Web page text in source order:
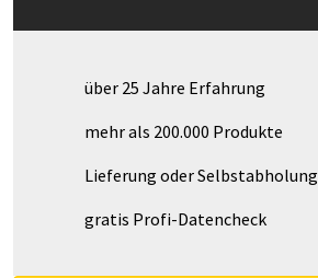
über 25 Jahre Erfahrung
mehr als 200.000 Produkte
Lieferung oder Selbstabholung
gratis Profi-Datencheck